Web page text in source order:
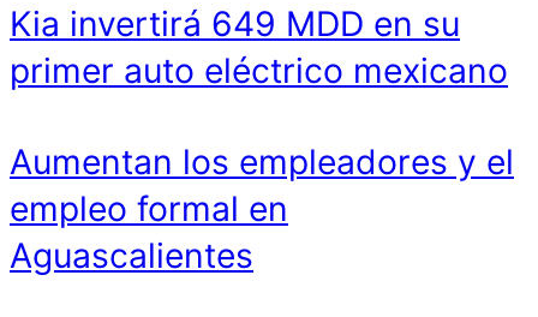
Kia invertirá 649 MDD en su
primer auto eléctrico mexicano
Aumentan los empleadores y el
empleo formal en
Aguascalientes